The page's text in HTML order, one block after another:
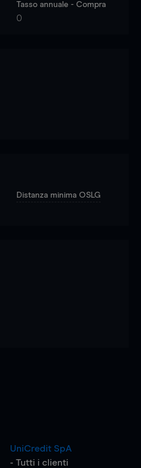
Tasso annuale - Compra
0
Distanza minima OSLG
UniCredit SpA
- Tutti i clienti